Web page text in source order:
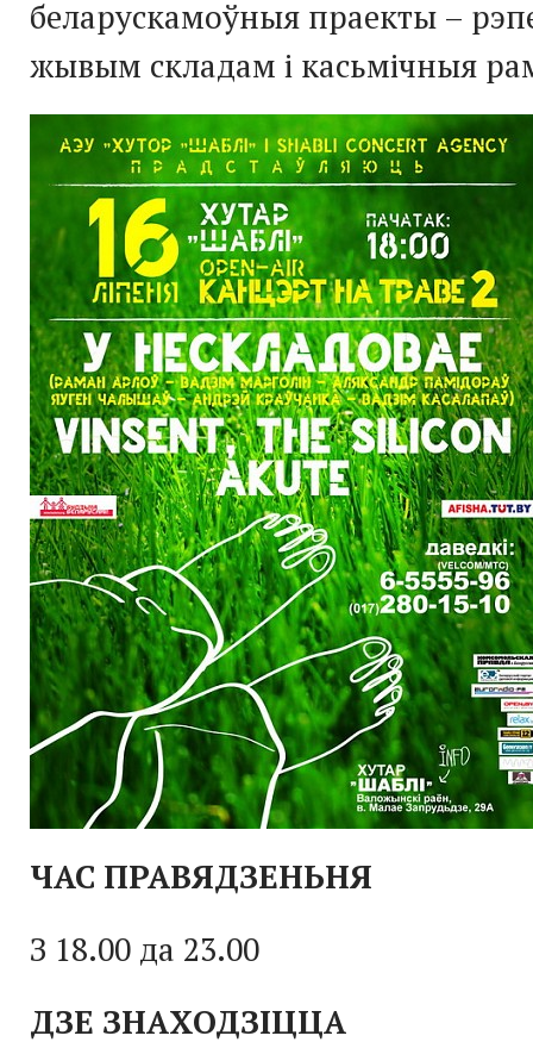
беларускамоўныя праекты –
жывым складам і касьмічныя
ЧАС ПРАВЯДЗЕНЬНЯ
З 18.00 да 23.00
ДЗЕ ЗНАХОДЗІЦЦА